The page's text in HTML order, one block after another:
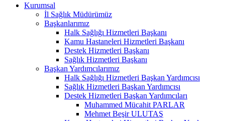
Kurumsal
İl Sağlık Müdürümüz
Başkanlarımız
Halk Sağlığı Hizmetleri Başkanı
Kamu Hastaneleri Hizmetleri Başkanı
Destek Hizmetleri Başkanı
Sağlık Hizmetleri Başkanı
Başkan Yardımcılarımız
Halk Sağlığı Hizmetleri Başkan Yardımcısı
Sağlık Hizmetleri Başkan Yardımcısı
Destek Hizmetleri Başkan Yardımcıları
Muhammed Mücahit PARLAR
Mehmet Beşir ULUTAŞ